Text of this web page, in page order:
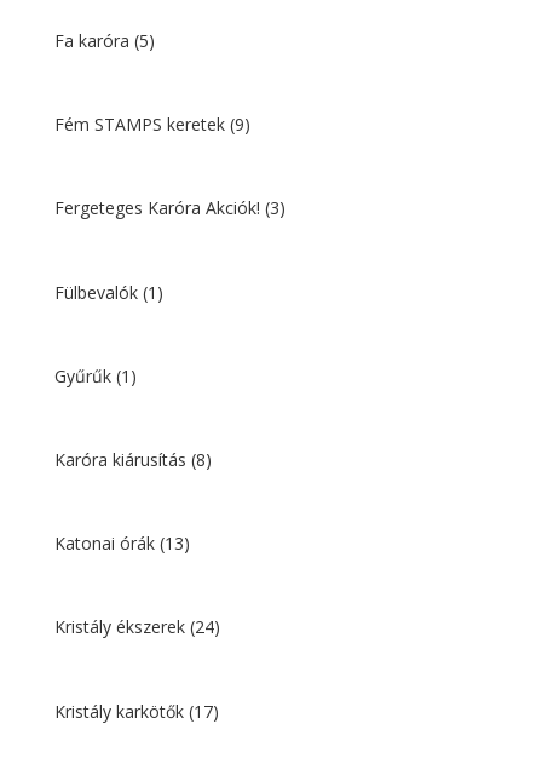
Fa karóra (5)
Fém STAMPS keretek (9)
Fergeteges Karóra Akciók! (3)
Fülbevalók (1)
Gyűrűk (1)
Karóra kiárusítás (8)
Katonai órák (13)
Kristály ékszerek (24)
Kristály karkötők (17)